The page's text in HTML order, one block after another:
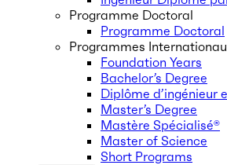
Programme Doctoral
Programme Doctoral
Programmes
Foundation Years
Bachelor’s Degree
Diplôme d’ingénieur
Master’s Degree
Mastère Spécialisé®
Master of Science
Short Programs